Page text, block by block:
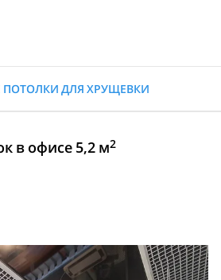
ДЛЯ ХРУЩЕВКИ
в офисе 5,2 м2